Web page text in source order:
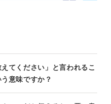
てください」と言われるこ
意味ですか？